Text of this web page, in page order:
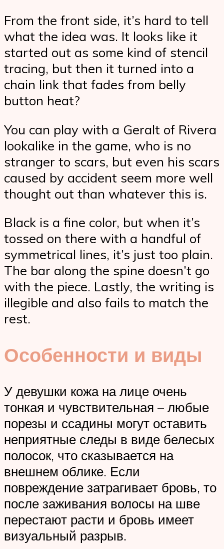
From the front side, it’s hard to tell
what the idea was. It looks like it
started out as some kind of stencil
tracing, but then it turned into a
chain link that fades from belly
button heat?
You can play with a Geralt of Rivera
lookalike in the game, who is no
stranger to scars, but even his scars
caused by accident seem more well
thought out than whatever this is.
Black is a fine color, but when it’s
tossed on there with a handful of
symmetrical lines, it’s just too plain.
The bar along the spine doesn’t go
with the piece. Lastly, the writing is
illegible and also fails to match the
rest.
Особенности и виды
У девушки кожа на лице очень
тонкая и чувствительная – любые
порезы и ссадины могут оставить
неприятные следы в виде белесых
полосок, что сказывается на
внешнем облике. Если
повреждение затрагивает бровь, то
после заживания волосы на шве
перестают расти и бровь имеет
визуальный разрыв.